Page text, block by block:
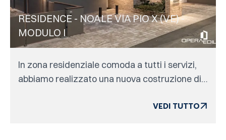
RESIDENCE - NOALE VIA PIO X (VE) -
MODULO I
In zona residenziale comoda a tutti i servizi,
abbiamo realizzato una nuova costruzione di
VEDI TUTTO